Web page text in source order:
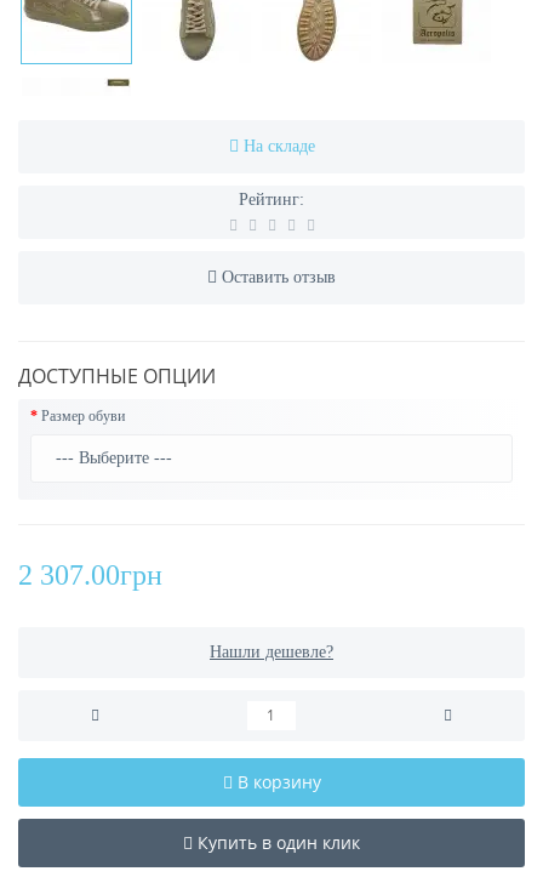
На складе
Рейтинг:
Оставить отзыв
ДОСТУПНЫЕ ОПЦИИ
Размер обуви
2 307.00грн
Нашли дешевле?
В корзину
Купить в один клик